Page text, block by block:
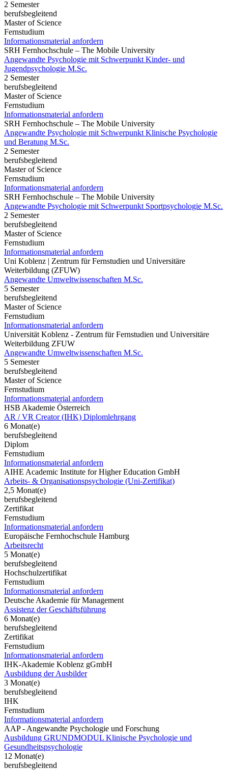
2 Semester
berufsbegleitend
Master of Science
Fernstudium
Informationsmaterial anfordern
SRH Fernhochschule – The Mobile University
Angewandte Psychologie mit Schwerpunkt Kinder- und
Jugendpsychologie M.Sc.
2 Semester
berufsbegleitend
Master of Science
Fernstudium
Informationsmaterial anfordern
SRH Fernhochschule – The Mobile University
Angewandte Psychologie mit Schwerpunkt Klinische Psychologie
und Beratung M.Sc.
2 Semester
berufsbegleitend
Master of Science
Fernstudium
Informationsmaterial anfordern
SRH Fernhochschule – The Mobile University
Angewandte Psychologie mit Schwerpunkt Sportpsychologie M.Sc.
2 Semester
berufsbegleitend
Master of Science
Fernstudium
Informationsmaterial anfordern
Uni Koblenz | Zentrum für Fernstudien und Universitäre
Weiterbildung (ZFUW)
Angewandte Umweltwissenschaften M.Sc.
5 Semester
berufsbegleitend
Master of Science
Fernstudium
Informationsmaterial anfordern
Universität Koblenz - Zentrum für Fernstudien und Universitäre
Weiterbildung ZFUW
Angewandte Umweltwissenschaften M.Sc.
5 Semester
berufsbegleitend
Master of Science
Fernstudium
Informationsmaterial anfordern
HSB Akademie Österreich
AR / VR Creator (IHK) Diplomlehrgang
6 Monat(e)
berufsbegleitend
Diplom
Fernstudium
Informationsmaterial anfordern
AIHE Academic Institute for Higher Education GmbH
Arbeits- & Organisationspsychologie (Uni-Zertifikat)
2,5 Monat(e)
berufsbegleitend
Zertifikat
Fernstudium
Informationsmaterial anfordern
Europäische Fernhochschule Hamburg
Arbeitsrecht
5 Monat(e)
berufsbegleitend
Hochschulzertifikat
Fernstudium
Informationsmaterial anfordern
Deutsche Akademie für Management
Assistenz der Geschäftsführung
6 Monat(e)
berufsbegleitend
Zertifikat
Fernstudium
Informationsmaterial anfordern
IHK-Akademie Koblenz gGmbH
Ausbildung der Ausbilder
3 Monat(e)
berufsbegleitend
IHK
Fernstudium
Informationsmaterial anfordern
AAP - Angewandte Psychologie und Forschung
Ausbildung GRUNDMODUL Klinische Psychologie und
Gesundheitspsychologie
12 Monat(e)
berufsbegleitend